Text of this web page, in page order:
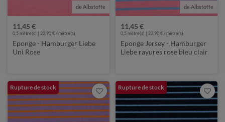
de Albstoffe
11,45 €
0,5 mètre(s) | 22,90 € / mètre(s)
Eponge - Hamburger Liebe
Uni Rose
de Albstoffe
11,45 €
0,5 mètre(s) | 22,90 € / mètre(s)
Eponge Jersey - Hamburger
Liebe rayures rose bleu clair
Rupture de stock Rupture de stock